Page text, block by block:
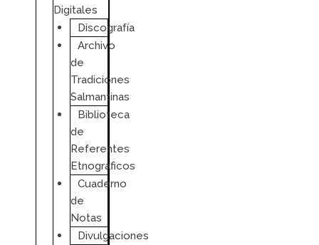
Digitales
Discografía
Archivo
de
Tradiciones
Salmantinas
Biblioteca
de
Referentes
Etnográficos
Cuaderno
de
Notas
Divulgaciones